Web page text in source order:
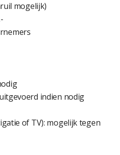
mogelijk)
indien nodig
of TV): mogelijk tegen